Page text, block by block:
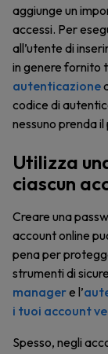
aggiunge un
accessi. Per
all’utente di
in genere fornito
autenticazione
codice di
nessuno prenda
Utilizza
ciascun
Creare una
account online
pena per
strumenti di
managere l’
i tuoi account
Spesso, negli